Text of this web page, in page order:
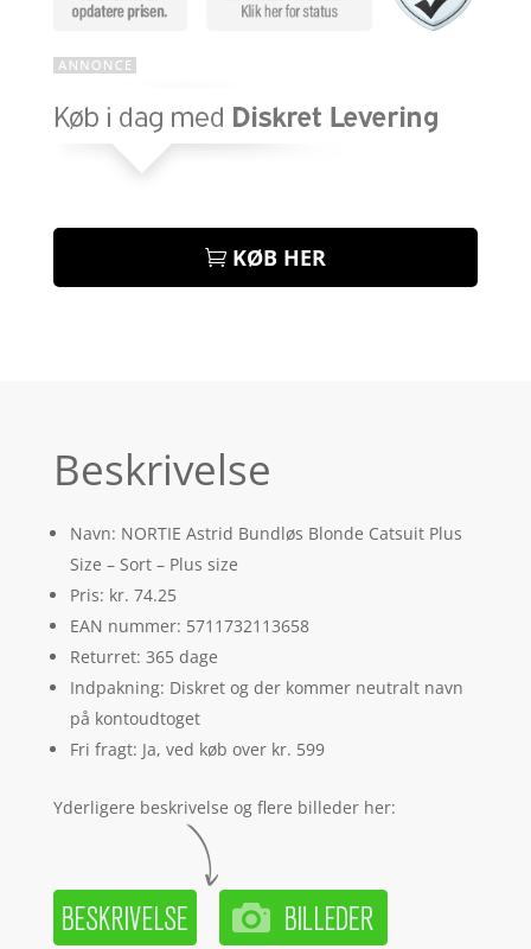
KØB HER
Beskrivelse
Navn: NORTIE Astrid Bundløs Blonde Catsuit Plus
Size – Sort – Plus size
Pris: kr. 74.25
EAN nummer: 5711732113658
Returret: 365 dage
Indpakning: Diskret og der kommer neutralt navn
på kontoudtoget
Fri fragt: Ja, ved køb over kr. 599
Yderligere beskrivelse og flere billeder her: